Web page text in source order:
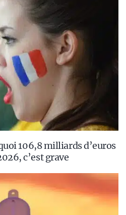
106,8 milliards d’euros
c’est grave